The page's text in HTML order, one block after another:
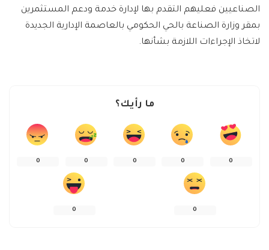
الصناعيين فعليهم التقدم بها لإدارة خدمة ودعم المستثمرين
بمقر وزارة الصناعة بالحي الحكومي بالعاصمة الإدارية الجديدة
لاتخاذ الإجراءات اللازمة بشأنها.
ما رأيك؟
0
0
0
0
0
0
0